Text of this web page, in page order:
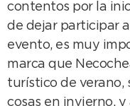
contentos por la
de dejar participar
evento, es muy
marca que
turístico de verano,
cosas en invierno,